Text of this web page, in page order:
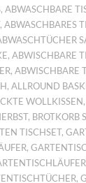
,ABWASCHBARE
,ABWASCHBARES
,ABWISCHBARE
,ABWISCHBARE
,ALLROUND
WOLLKISSEN,
, BROTKORB
TISCHSET,
,
,